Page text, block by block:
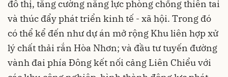
đô thị, tăng cường năng lực phòng chống thiên tai
và thúc đẩy phát triển kinh tế - xã hội. Trong đó
có thể kể đến như dự án mở rộng Khu liên hợp xử
lý chất thải rắn Hòa Nhơn; và đầu tư tuyến đường
vành đai phía Đông kết nối cảng Liên Chiểu với